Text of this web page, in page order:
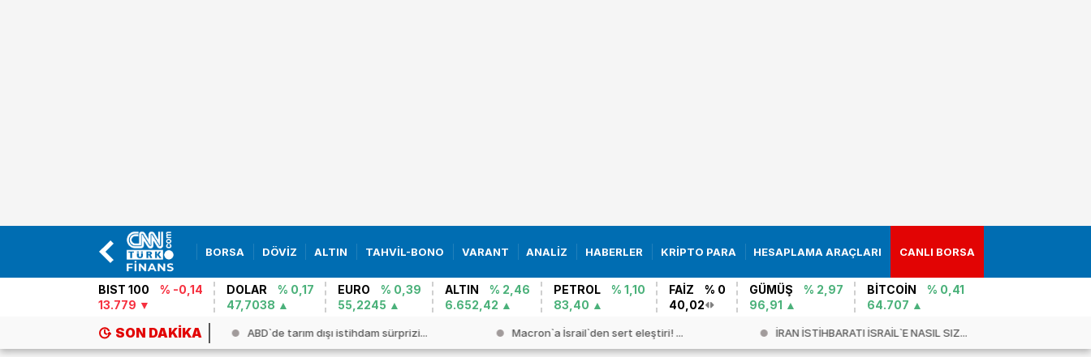
BORSA DÖVİZ ALTIN TAHVİL-BONO VARANT ANALİZ HABERLER KRİPTO PARA HESAPLAMA ARAÇLARI CANLI BORSA
BIST 100
% -0,14
13.779
DOLAR
% 0,17
47,7038
EURO
% 0,39
55,2245
ALTIN
% 2,46
6.652,42
PETROL
% 1,10
83,40
FAİZ
% 0
40,02
GÜMÜŞ
% 2,97
96,91
BİTCOİN
% 0,41
64.707
SON DAKIKA
kilogram fiyatı 6 milyon 67... ABD`de tarım dışı istihdam sürprizi... Macron`a İsrail`den sert eleştiri! ... İRAN İSTİHBARATI İSRAİL`E NASIL SIZ...